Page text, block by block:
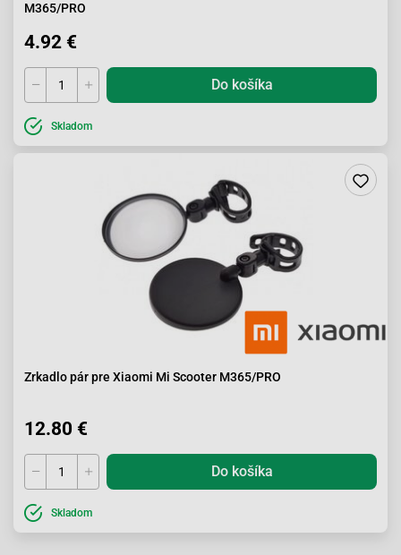
M365/PRO
4.92 €
Do košíka
Skladom
Zrkadlo pár pre Xiaomi Mi Scooter M365/PRO
12.80 €
Do košíka
Skladom